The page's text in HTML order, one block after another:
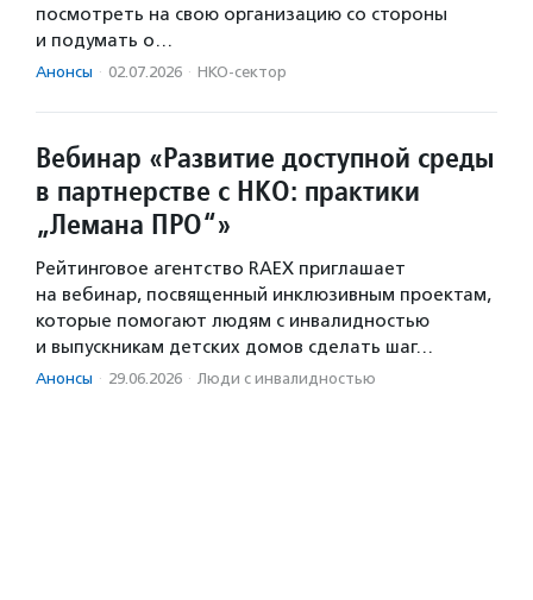
посмотреть на свою организацию со стороны
и подумать о…
Анонсы · 02.07.2026 · НКО-сектор
Вебинар «Развитие доступной среды
в партнерстве с НКО: практики
„Лемана ПРО“»
Рейтинговое агентство RAEX приглашает
на вебинар, посвященный инклюзивным проектам,
которые помогают людям с инвалидностью
и выпускникам детских домов сделать шаг…
Анонсы · 29.06.2026 · Люди с инвалидностью